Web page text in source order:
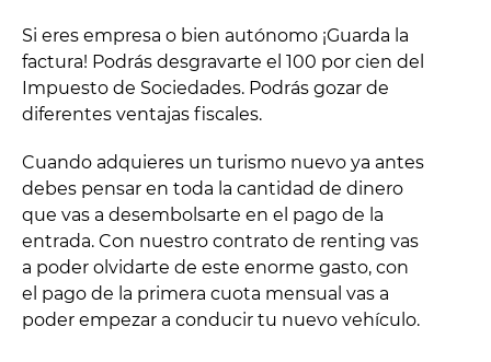
Si eres empresa o bien autónomo ¡Guarda la
factura! Podrás desgravarte el 100 por cien del
Impuesto de Sociedades. Podrás gozar de
diferentes ventajas fiscales.
Cuando adquieres un turismo nuevo ya antes
debes pensar en toda la cantidad de dinero
que vas a desembolsarte en el pago de la
entrada. Con nuestro contrato de renting vas
a poder olvidarte de este enorme gasto, con
el pago de la primera cuota mensual vas a
poder empezar a conducir tu nuevo vehículo.